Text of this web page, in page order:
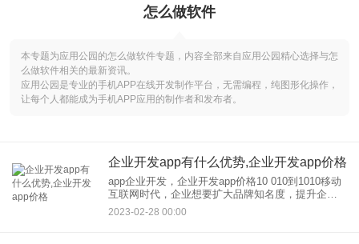
怎么做软件
本专题为应用公园的怎么做软件专题，内容全部来自应用公园精心选择与怎
么做软件相关的最新资讯。
应用公园是专业的手机APP在线开发制作平台，无需编程，纯图形化操作，
让每个人都能成为手机APP应用的制作者和发布者。
企业开发app有什么优势,企业开发app价格
app企业开发，企业开发app价格10 010到1010移动
互联网时代，企业想要扩大品牌知名度，提升企业
和形象，让企业产品家喻户晓。光靠线下宣传远远
不够。因此，企业APP成为企业实现线上线下融
2023-02-28 00:00